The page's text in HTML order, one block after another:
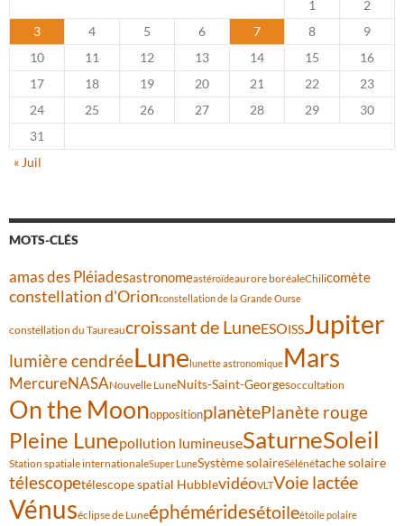
1
2
3
4 5 6 7 8
9
10
11 12 13 14 15
16
17
18 19 20 21 22
23
24
25 26 27 28 29
30
31
« Juil
MOTS-CLÉS
amas des Pléiadesastronomeastéroïdeaurore boréaleChilicomète
constellation d'Orionconstellation de la Grande Ourse
constellation du Taureaucroissant de LuneESOISSJupiter
lumière cendréeLune lunette astronomiqueMars
MercureNASANouvelle LuneNuits-Saint-Georgesoccultation
On the MoonoppositionplanètePlanète rouge
Pleine Lunepollution lumineuseSaturneSoleil
Station spatiale internationaleSuper LuneSystème solaireSélénétache solaire
télescopetélescope spatial HubblevidéoVLTVoie lactée
Vénuséclipse de Luneéphéméridesétoileétoile polaire